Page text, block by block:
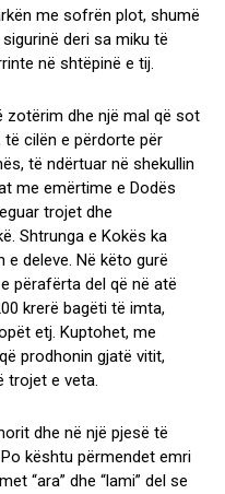
me sofrën plot, shumë
deri sa miku të
në shtëpinë e tij.
zotërim dhe një mal që sot
të cilën e përdorte për
të ndërtuar në shekullin
me emërtime e Dodës
trojet dhe
Shtrunga e Kokës ka
e deleve. Në këto gurë
përafërta del që në atë
krerë bagëti të imta,
etj. Kuptohet, me
prodhonin gjatë vitit,
trojet e veta.
dhe në një pjesë të
kështu përmendet emri
“ara” dhe “lami” del se